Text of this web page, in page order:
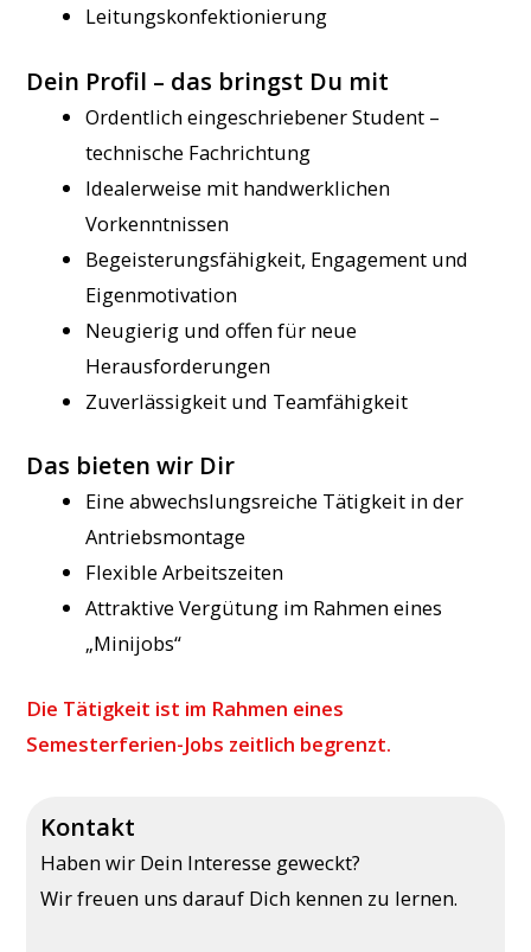
Leitungskonfektionierung
Dein Profil – das bringst Du mit
Ordentlich eingeschriebener Student –
technische Fachrichtung
Idealerweise mit handwerklichen
Vorkenntnissen
Begeisterungsfähigkeit, Engagement und
Eigenmotivation
Neugierig und offen für neue
Herausforderungen
Zuverlässigkeit und Teamfähigkeit
Das bieten wir Dir
Eine abwechslungsreiche Tätigkeit in der
Antriebsmontage
Flexible Arbeitszeiten
Attraktive Vergütung im Rahmen eines
„Minijobs“
Die Tätigkeit ist im Rahmen eines
Semesterferien-Jobs zeitlich begrenzt.
Kontakt
Haben wir Dein Interesse geweckt?
Wir freuen uns darauf Dich kennen zu lernen.